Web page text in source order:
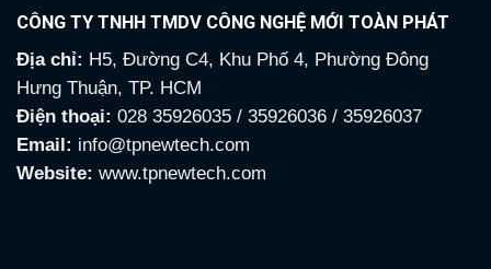
CÔNG TY TNHH TMDV CÔNG NGHỆ MỚI TOÀN PHÁT
Địa chỉ: H5, Đường C4, Khu Phố 4, Phường Đông
Hưng Thuận, TP. HCM
Điện thoại: 028 35926035 / 35926036 / 35926037
Email: info@tpnewtech.com
Website: www.tpnewtech.com